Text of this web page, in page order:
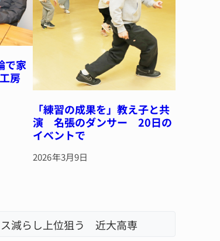
で家
房
「練習の成果を」教え子と共
演 名張のダンサー 20日の
イベントで
2026年3月9日